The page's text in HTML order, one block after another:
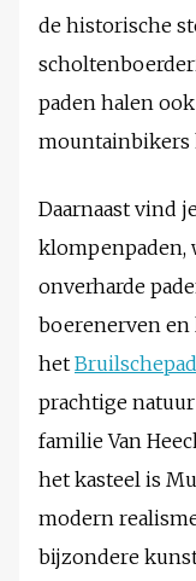
de historische
paden halen
mountainbikers
Daarnaast vind
klompenpaden,
onverharde
boerenerven en
het Bruilschepad
prachtige
familie Van
het kasteel is
modern
bijzondere